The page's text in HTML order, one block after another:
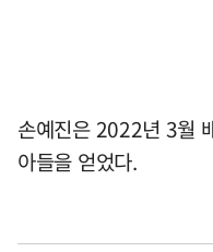
손예진은 2022년 3월
아들을 얻었다.